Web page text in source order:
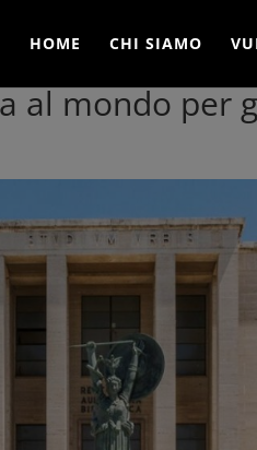
HOME
CHI SIAMO
al mondo per